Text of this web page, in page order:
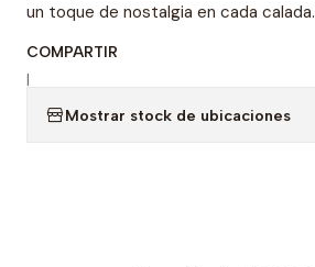
un toque de nostalgia en cada calada.
COMPARTIR
|
Mostrar stock de ubicaciones